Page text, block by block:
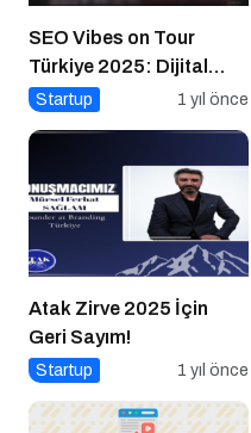
SEO Vibes on Tour
Türkiye 2025: Dijital
Dünyanın Nabzını Tutan
Startup 1 yıl önce
Atak Zirve 2025 İçin
Geri Sayım!
Startup 1 yıl önce